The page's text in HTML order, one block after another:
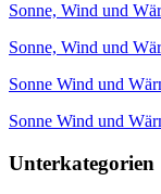
Sonne, Wind und
Sonne, Wind und
Sonne Wind und
Sonne Wind und
Unterkategorien